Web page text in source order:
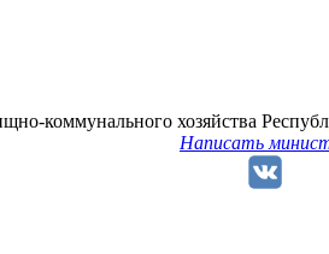
коммунального хозяйства
Написать